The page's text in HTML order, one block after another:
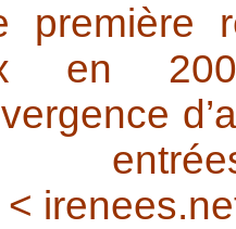
première
en
<